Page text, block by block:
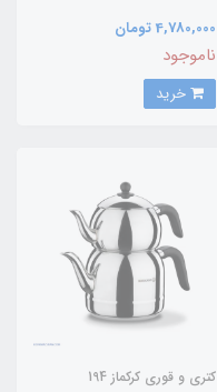
4,780,000 تومان
ناموجود
کتری و قوری کرکماز 194